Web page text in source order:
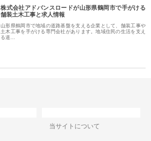
株式会社アドバンスロードが山形県鶴岡市で手がける
舗装土木工事と求人情報
山形県鶴岡市で地域の道路基盤を支える企業として、舗装工事や
土木工事を手がける専門会社があります。地域住民の生活を支え
る道…
当サイトについて